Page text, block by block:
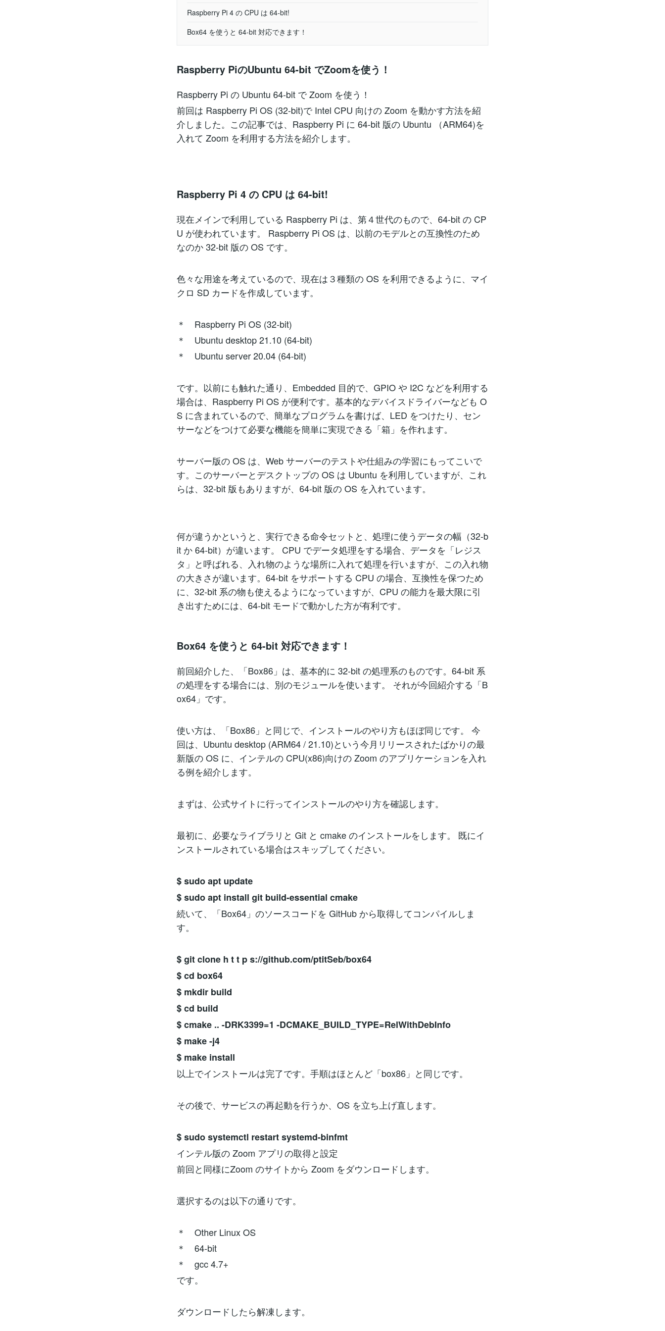
Raspberry Pi 4 の CPU は 64-bit!
Box64 を使うと 64-bit 対応できます！
Raspberry PiのUbuntu 64-bit でZoomを使う！
Raspberry Pi の Ubuntu 64-bit で Zoom を使う！
前回は Raspberry Pi OS (32-bit)で Intel CPU 向けの Zoom を動かす方法を紹
介しました。この記事では、Raspberry Pi に 64-bit 版の Ubuntu （ARM64)を
入れて Zoom を利用する方法を紹介します。
Raspberry Pi 4 の CPU は 64-bit!
現在メインで利用している Raspberry Pi は、第４世代のもので、64-bit の CP
U が使われています。 Raspberry Pi OS は、以前のモデルとの互換性のため
なのか 32-bit 版の OS です。
色々な用途を考えているので、現在は３種類の OS を利用できるように、マイ
クロ SD カードを作成しています。
＊ Raspberry Pi OS (32-bit)
＊ Ubuntu desktop 21.10 (64-bit)
＊ Ubuntu server 20.04 (64-bit)
です。以前にも触れた通り、Embedded 目的で、GPIO や I2C などを利用する
場合は、Raspberry Pi OS が便利です。基本的なデバイスドライバーなども O
S に含まれているので、簡単なプログラムを書けば、LED をつけたり、セン
サーなどをつけて必要な機能を簡単に実現できる「箱」を作れます。
サーバー版の OS は、Web サーバーのテストや仕組みの学習にもってこいで
す。このサーバーとデスクトップの OS は Ubuntu を利用していますが、これ
らは、32-bit 版もありますが、64-bit 版の OS を入れています。
何が違うかというと、実行できる命令セットと、処理に使うデータの幅（32-b
it か 64-bit）が違います。 CPU でデータ処理をする場合、データを「レジス
タ」と呼ばれる、入れ物のような場所に入れて処理を行いますが、この入れ物
の大きさが違います。64-bit をサポートする CPU の場合、互換性を保つため
に、32-bit 系の物も使えるようになっていますが、CPU の能力を最大限に引
き出すためには、64-bit モードで動かした方が有利です。
Box64 を使うと 64-bit 対応できます！
前回紹介した、「Box86」は、基本的に 32-bit の処理系のものです。64-bit 系
の処理をする場合には、別のモジュールを使います。 それが今回紹介する「B
ox64」です。
使い方は、「Box86」と同じで、インストールのやり方もほぼ同じです。 今
回は、Ubuntu desktop (ARM64 / 21.10)という今月リリースされたばかりの最
新版の OS に、インテルの CPU(x86)向けの Zoom のアプリケーションを入れ
る例を紹介します。
まずは、公式サイトに行ってインストールのやり方を確認します。
最初に、必要なライブラリと Git と cmake のインストールをします。 既にイ
ンストールされている場合はスキップしてください。
$ sudo apt update
$ sudo apt install git build-essential cmake
続いて、「Box64」のソースコードを GitHub から取得してコンパイルしま
す。
$ git clone h t t p s://github.com/ptitSeb/box64
$ cd box64
$ mkdir build
$ cd build
$ cmake .. -DRK3399=1 -DCMAKE_BUILD_TYPE=RelWithDebInfo
$ make -j4
$ make install
以上でインストールは完了です。手順はほとんど「box86」と同じです。
その後で、サービスの再起動を行うか、OS を立ち上げ直します。
$ sudo systemctl restart systemd-binfmt
インテル版の Zoom アプリの取得と設定
前回と同様にZoom のサイトから Zoom をダウンロードします。
選択するのは以下の通りです。
＊ Other Linux OS
＊ 64-bit
＊ gcc 4.7+
です。
ダウンロードしたら解凍します。